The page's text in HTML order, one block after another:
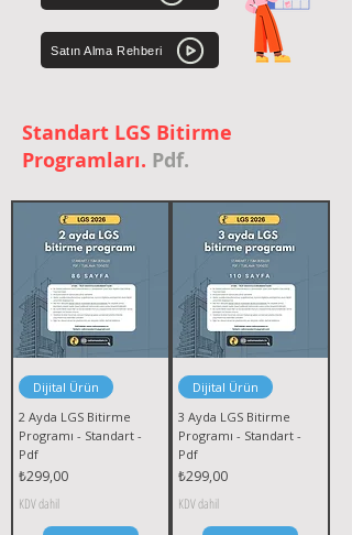
Satın Alma Rehberi
Standart LGS Bitirme
Programları. Pdf.
Dijital Ürün
2 Ayda LGS Bitirme
Programı - Standart -
Pdf
Fiyat
₺299,00
KDV dahil
Dijital Ürün
3 Ayda LGS Bitirme
Programı - Standart -
Pdf
Fiyat
₺299,00
KDV dahil